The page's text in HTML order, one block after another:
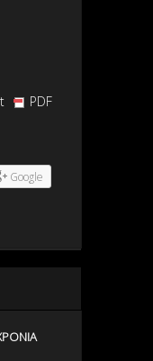
PDF
Google